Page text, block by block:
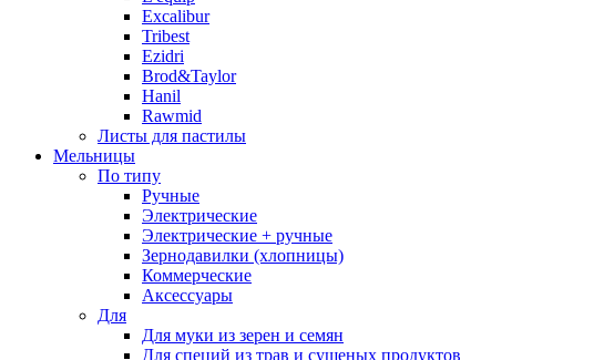
Excalibur
Tribest
Ezidri
Brod&Taylor
Hanil
Rawmid
Листы для пастилы
Мельницы
По типу
Ручные
Электрические
Электрические + ручные
Зернодавилки (хлопницы)
Коммерческие
Аксессуары
Для
Для муки из зерен и семян
Для специй из трав и сушеных продуктов